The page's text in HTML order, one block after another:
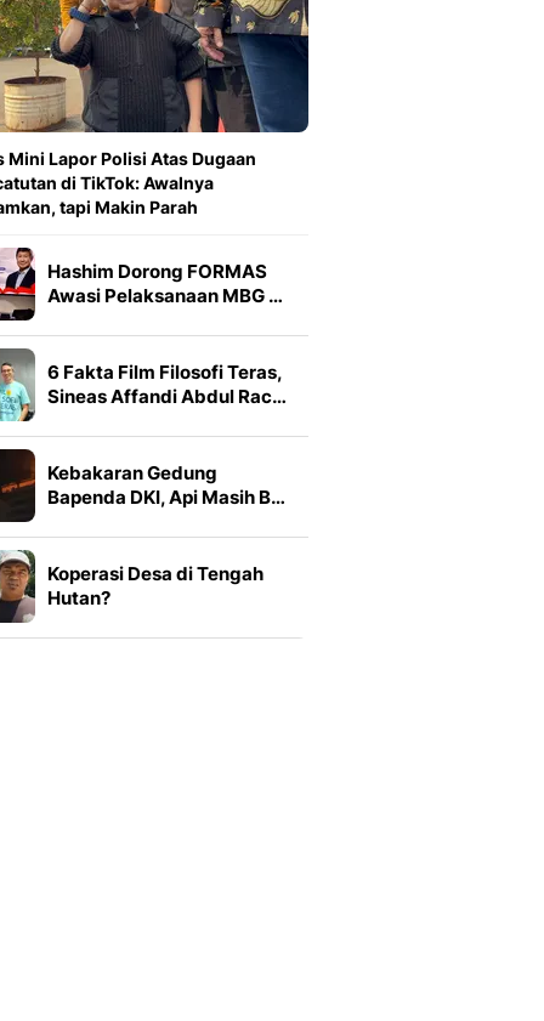
Mini Lapor Polisi Atas Dugaan
di TikTok: Awalnya
tapi Makin Parah
Hashim Dorong FORMAS
Awasi Pelaksanaan MBG …
6 Fakta Film Filosofi Teras,
Sineas Affandi Abdul Rac…
Kebakaran Gedung
Bapenda DKI, Api Masih B…
Koperasi Desa di Tengah
Hutan?